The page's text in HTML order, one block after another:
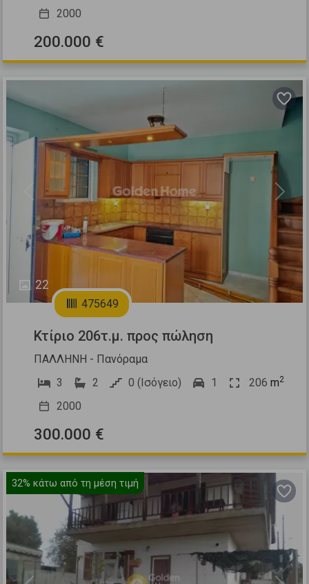
2000
200.000 €
22
Previous Next
475649
Κτίριο 206τ.μ. προς πώληση
ΠΑΛΛΗΝΗ - Πανόραμα
3
2 0 (Ισόγειο) 1 206 m2
2000
300.000 €
32% κάτω από τη μέση τιμή